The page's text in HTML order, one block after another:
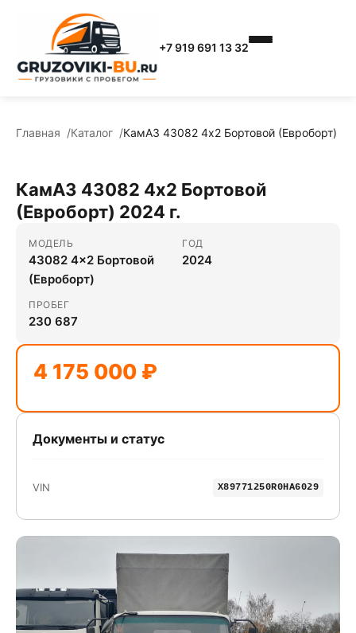
+7 919 691 13 32
Главная Каталог КамАЗ 43082 4x2 Бортовой (Евроборт)
КамАЗ 43082 4x2 Бортовой
(Евроборт) 2024 г.
МОДЕЛЬ
43082 4x2 Бортовой
(Евроборт)
ГОД
2024
ПРОБЕГ
230 687
4 175 000 ₽
Документы и статус
VIN X89771250R0HA6029